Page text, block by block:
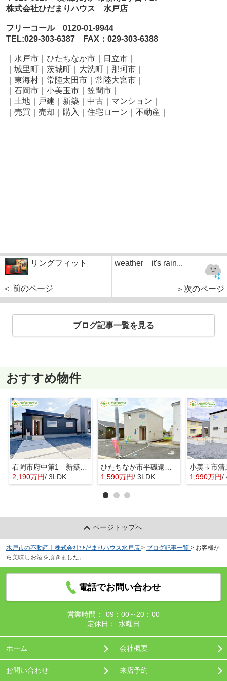
株式会社ひだまりハウス 水戸店
フリーコール 0120-01-9944
TEL:029-303-6387 FAX：029-303-6388
｜水戸市｜ひたちなか市｜日立市｜
｜城里町｜茨城町｜大洗町｜那珂市｜
｜東海村｜常陸太田市｜常陸大宮市｜
｜石岡市｜小美玉市｜笠間市｜
｜土地｜戸建｜新築｜中古｜マンション｜
｜売買｜売却｜購入｜住宅ローン｜不動産｜
リングフィット
＜ 前のページ
weather it's rain...
＞次のページ
ブログ記事一覧を見る
おすすめ物件
石岡市府中第1 新築戸建 3号棟
2,190万円/ 3LDK
1,590万円/ 3LDK 1,990万円/
ページトップへ
水戸市の不動産｜株式会社ひだまりハウス水戸店 > ブログ記事一覧 > お客様か
ら美味しお酒を頂きました。
電話でお問い合わせ
営業時間：
09：00～20：00
定休日：
水曜日
ホーム 会社概要
お問い合わせ 来店予約